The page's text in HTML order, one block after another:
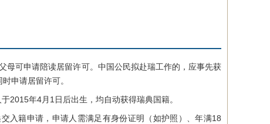
可申请陪读居留许可。中国公民拟赴瑞工作的，应事先获
申请居留许可。
年4月1日后出生，均自动获得瑞典国籍。
籍申请，申请人需满足有身份证明（如护照）、年满18